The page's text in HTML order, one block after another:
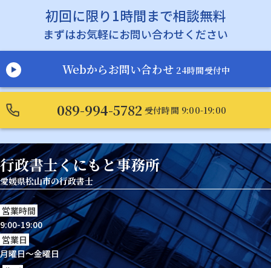
初回に限り1時間まで相談無料
まずはお気軽にお問い合わせください
Webからお問い合わせ 24時間受付中
089-994-5782 受付時間 9:00-19:00
行政書士くにもと事務所
愛媛県松山市の行政書士
営業時間
9:00-19:00
営業日
月曜日～金曜日